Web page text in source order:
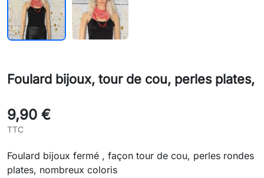
Foulard bijoux, tour de cou, perles plates,
9,90 €
TTC
Foulard bijoux fermé , façon tour de cou, perles rondes
plates, nombreux coloris